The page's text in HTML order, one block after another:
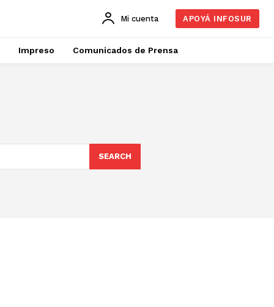
Mi cuenta APOYÁ INFOSUR
Impreso Comunicados de Prensa
SEARCH